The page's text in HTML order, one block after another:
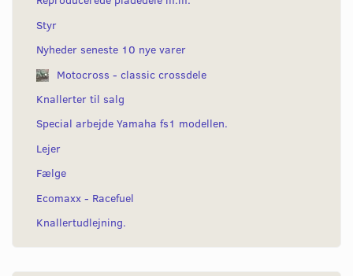
Styr
Nyheder seneste 10 nye varer
Motocross - classic crossdele
Knallerter til salg
Special arbejde Yamaha fs1 modellen.
Lejer
Fælge
Ecomaxx - Racefuel
Knallertudlejning.